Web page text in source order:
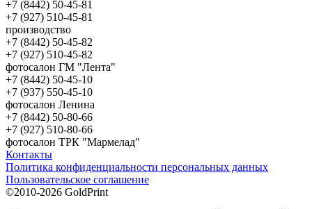
+7 (8442) 50-45-81
+7 (927) 510-45-81
производство
+7 (8442) 50-45-82
+7 (927) 510-45-82
фотосалон ГМ "Лента"
+7 (8442) 50-45-10
+7 (937) 550-45-10
фотосалон Ленина
+7 (8442) 50-80-66
+7 (927) 510-80-66
фотосалон ТРК "Мармелад"
Контакты
Политика конфиденциальности персональных данных
Пользовательское соглашение
©2010-2026 GoldPrint